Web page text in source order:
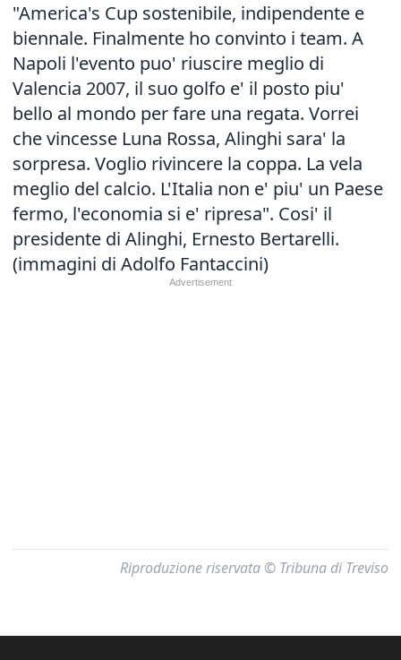
"America's Cup sostenibile, indipendente e
biennale. Finalmente ho convinto i team. A
Napoli l'evento puo' riuscire meglio di
Valencia 2007, il suo golfo e' il posto piu'
bello al mondo per fare una regata. Vorrei
che vincesse Luna Rossa, Alinghi sara' la
sorpresa. Voglio rivincere la coppa. La vela
meglio del calcio. L'Italia non e' piu' un Paese
fermo, l'economia si e' ripresa". Cosi' il
presidente di Alinghi, Ernesto Bertarelli.
(immagini di Adolfo Fantaccini)
Riproduzione riservata © Tribuna di Treviso